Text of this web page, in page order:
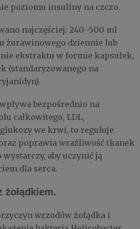
poziomu insuliny na czczo.
najczęściej: 240–500 ml
żurawinowego dziennie lub
ekstraktu w formie kapsułek,
(standaryzowanego na
bezpośrednio na
całkowitego, LDL,
we krwi, to reguluje
poprawia wrażliwość tkanek
aby uczynić ją
dla serca.
żołądkiem.
wrzodów żołądka i